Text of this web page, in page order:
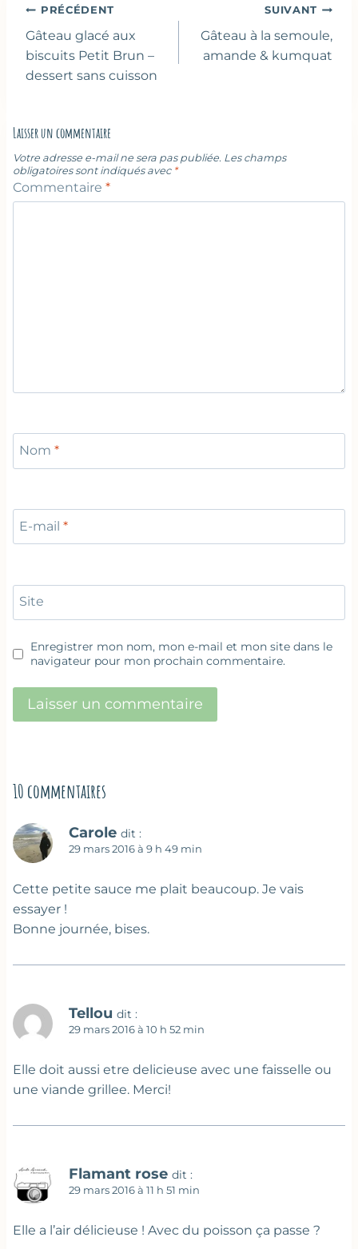
Navigation
de
l’article
PRÉCÉDENT
Gâteau glacé aux
biscuits Petit Brun –
dessert sans cuisson
SUIVANT
Gâteau à la semoule,
amande & kumquat
Laisser un commentaire
Votre adresse e-mail ne sera pas publiée. Les champs
obligatoires sont indiqués avec *
Commentaire *
Nom *
E-mail *
Site
Enregistrer mon nom, mon e-mail et mon site dans le
navigateur pour mon prochain commentaire.
10 commentaires
Carole dit :
29 mars 2016 à 9 h 49 min
Cette petite sauce me plait beaucoup. Je vais
essayer !
Bonne journée, bises.
Tellou dit :
29 mars 2016 à 10 h 52 min
Elle doit aussi etre delicieuse avec une faisselle ou
une viande grillee. Merci!
Flamant rose dit :
29 mars 2016 à 11 h 51 min
Elle a l’air délicieuse ! Avec du poisson ça passe ?